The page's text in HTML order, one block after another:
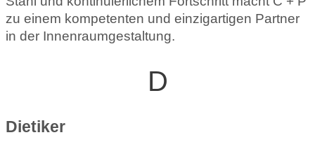
zu einem kompetenten und einzigartigen Partner
in der Innenraumgestaltung.
D
Dietiker